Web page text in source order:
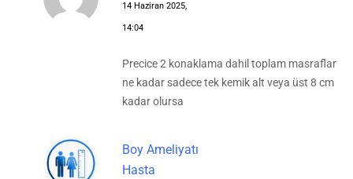
14 Haziran 2025,
14:04
Precice 2 konaklama dahil toplam masraflar
ne kadar sadece tek kemik alt veya üst 8 cm
kadar olursa
Boy Ameliyatı
Hasta